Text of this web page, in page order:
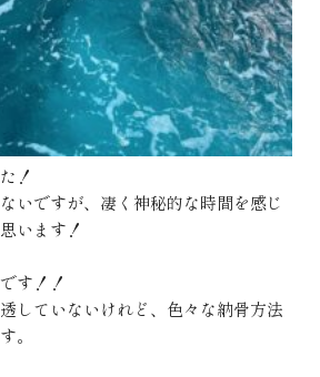
！
いですが、凄く神秘的な時間を感じ
います！
す！！
していないけれど、色々な納骨方法
。